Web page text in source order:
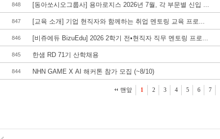
848 [동아쏘시오그룹사] 용마로지스 2026년 7월, 각 부문별 신입 ...
847 [교육 소개] 기업 현직자와 함께하는 취업 멘토링 교육 프로...
846 [비쥬에듀 BizuEdu] 2026 2학기 전•현직자 직무 멘토링 프로...
845 한샘 RD 71기 산학채용
844 NHN GAME X AI 해커톤 참가 모집 (~8/10)
맨앞 1 2 3 4 5 6 7